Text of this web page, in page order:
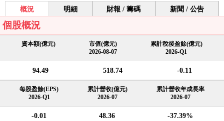
概況 明細 財報 / 籌碼 新聞 / 公告
個股概況
資本額(億元)
市值(億元)
2026-08-07
累計稅後盈餘(億元)
2026-Q1
94.49 518.74 -0.11
每股盈餘(EPS)
2026-Q1
累計營收(億元)
2026-07
累計營收年成長率
2026-07
-0.01 48.36 -37.39%